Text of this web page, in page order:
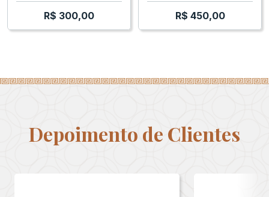
R$ 300,00 R$ 450,00
Depoimento de Clientes